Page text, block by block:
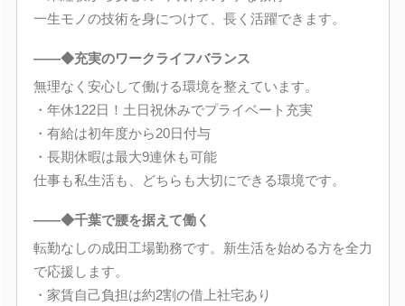
一生モノの技術を身につけて、長く活躍できます。
――◆充実のワークライフバランス
無理なく安心して働ける環境を整えています。
・年休122日！土日祝休みでプライベート充実
・有給は初年度から20日付与
・長期休暇は最大9連休も可能
仕事も私生活も、どちらも大切にできる環境です。
――◆千葉で腰を据えて働く
転勤なしの成田工場勤務です。新生活を始める方を全力
で応援します。
・家賃自己負担は約2割の借上社宅あり